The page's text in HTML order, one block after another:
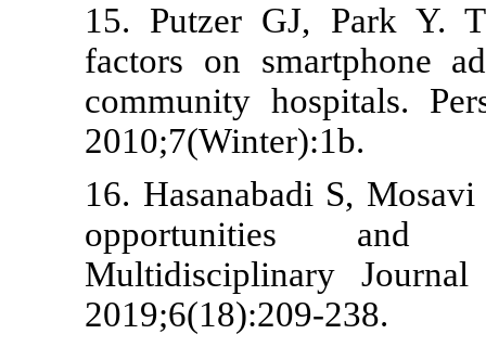
15. Putzer
factors on
community
16.